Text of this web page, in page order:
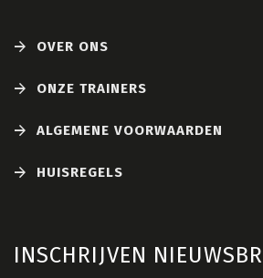
OVER ONS
ONZE TRAINERS
ALGEMENE VOORWAARDEN
HUISREGELS
INSCHRIJVEN